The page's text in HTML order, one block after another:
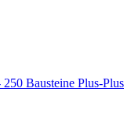
Plus-Plus